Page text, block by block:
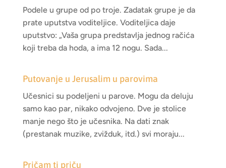
Podele u grupe od po troje. Zadatak grupe je da
prate uputstva voditeljice. Voditeljica daje
uputstvo: „Vaša grupa predstavlja jednog račića
koji treba da hoda, a ima 12 nogu. Sada...
Putovanje u Jerusalim u parovima
Učesnici su podeljeni u parove. Mogu da deluju
samo kao par, nikako odvojeno. Dve je stolice
manje nego što je učesnika. Na dati znak
(prestanak muzike, zvižduk, itd.) svi moraju...
Pričam ti priču